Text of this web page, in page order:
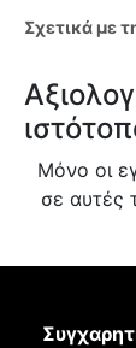
Σχετικά με
Μόνο οι
σε αυτές